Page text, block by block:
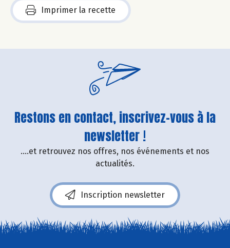
Imprimer la recette
Restons en contact, inscrivez-vous à la
newsletter !
....et retrouvez nos offres, nos événements et nos
actualités.
Inscription newsletter